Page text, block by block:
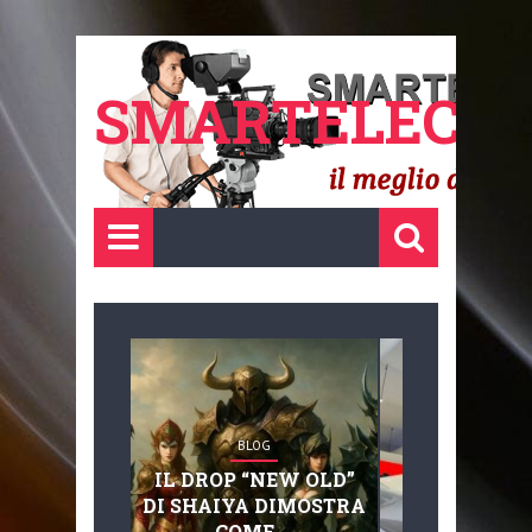
BLOG
IL DROP “NEW OLD”
DI SHAIYA DIMOSTRA